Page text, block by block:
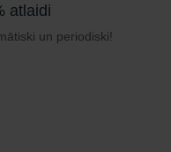
atlaidi
un periodiski!